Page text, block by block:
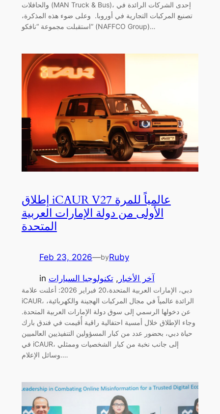
والحافلات (MAN Truck & Bus)، إحدى الشركات الرائدة في
تصنيع المركبات التجارية في أوروبا. وعلى ضوء هذه المذكرة،
استقبلت مجموعة “نافكو” (NAFFCO Group)…
إطلاق iCAUR V27 عالمياً للمرة
الأولى من دولة الإمارات العربية
المتحدة
Feb 23, 2026—byRuby
in آخر الأخبار , تكنولوجيا السيارات
دبي، الإمارات العربية المتحدة،20 فبراير 2026: أعلنت علامة
iCAUR، الرائدة عالمياً في مجال المركبات الهجينة والكهربائية،
عن دخولها الرسمي إلى سوق دولة الإمارات العربية المتحدة.
وجاء الإطلاق خلال أمسية احتفالية راقية أُقيمت في فندق بارك
حياة دبي، بحضور عدد من كبار المسؤولين التنفيذيين العالميين
في iCAUR، إلى جانب نخبة من كبار الشخصيات وممثلي
وسائل الإعلام.…